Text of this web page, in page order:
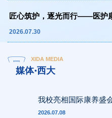
匠心筑护，逐光而行——医护
2026.07.30
XIDA MEDIA
媒体·西大
我校亮相国际康养盛
动能
2026.07.08